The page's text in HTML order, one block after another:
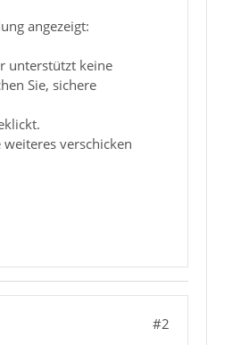
angezeigt:
unterstützt keine
Sie, sichere
verschicken
#2